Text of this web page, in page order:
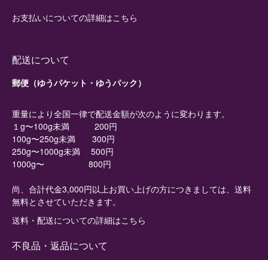
お支払いについての詳細はこちら
配送について
郵便（ゆうパケット・ゆうパック）
重量により全国一律で配送金額が次のように変わります。
１g〜100g未満 200円
100g〜250g未満 300円
250g〜1000g未満 500円
1000g〜 800円
尚、合計代金3,000円以上お買い上げの方につきましては、送料
無料とさせていただきます。
送料・配送についての詳細はこちら
不良品・返品について